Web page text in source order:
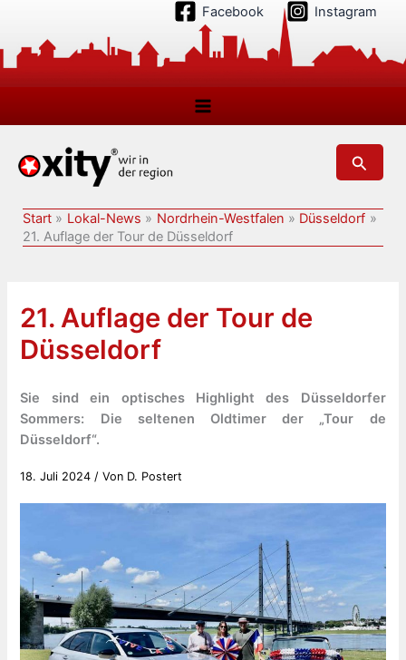
springen
Facebook Instagram
Suchen
Start Lokal-News Nordrhein-Westfalen
Düsseldorf
21. Auflage der Tour de Düsseldorf
21. Auflage der Tour de
Düsseldorf
Sie sind ein optisches Highlight des Düsseldorfer
Sommers: Die seltenen Oldtimer der „Tour de
Düsseldorf“.
18. Juli 2024 / Von D. Postert